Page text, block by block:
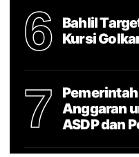
6
Bahlil
Kursi
7
Anggaran
ASDP dan